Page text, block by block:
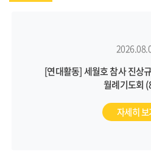
[연대활동] 세월호 참사 진상
월례기도회
자세히 보